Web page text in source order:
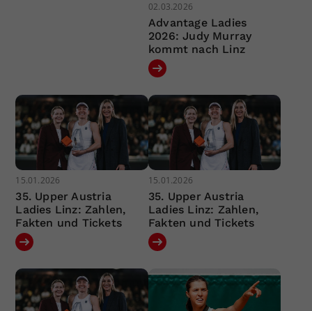
02.03.2026
Advantage Ladies
2026: Judy Murray
kommt nach Linz
15.01.2026
35. Upper Austria
Ladies Linz: Zahlen,
Fakten und Tickets
15.01.2026
35. Upper Austria
Ladies Linz: Zahlen,
Fakten und Tickets